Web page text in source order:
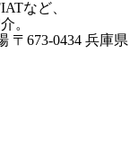
など、
。
〒673-0434 兵庫県